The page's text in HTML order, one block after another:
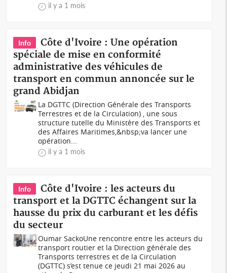
il y a 1 mois
Info
Côte d'Ivoire : Une opération
spéciale de mise en conformité
administrative des véhicules de
transport en commun annoncée sur le
grand Abidjan
La DGTTC (Direction Générale des Transports
Terrestres et de la Circulation) , une sous
structure tutelle du Ministère des Transports et
des Affaires Maritimes,&nbsp;va lancer une
opération...
il y a 1 mois
Info
Côte d'Ivoire : les acteurs du
transport et la DGTTC échangent sur la
hausse du prix du carburant et les défis
du secteur
Oumar SackoUne rencontre entre les acteurs du
transport routier et la Direction générale des
Transports terrestres et de la Circulation
(DGTTC) s’est tenue ce jeudi 21 mai 2026 au